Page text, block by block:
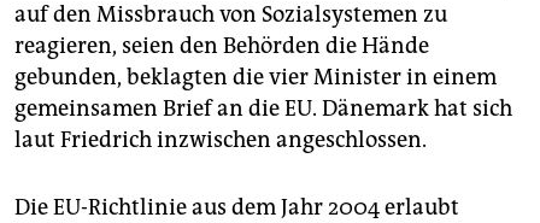
auf den Missbrauch von Sozialsystemen zu
reagieren, seien den Behörden die Hände
gebunden, beklagten die vier Minister in einem
gemeinsamen Brief an die EU. Dänemark hat sich
laut Friedrich inzwischen angeschlossen.
Die EU-Richtlinie aus dem Jahr 2004 erlaubt